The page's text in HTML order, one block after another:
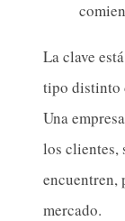
La clave
tipo distinto
Una
los clientes,
encuentren,
mercado.